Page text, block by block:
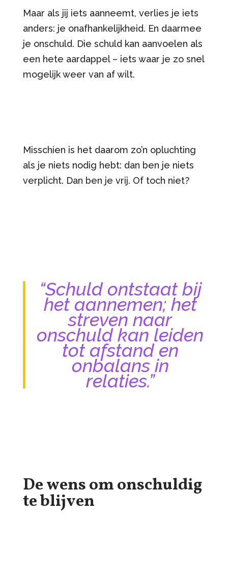
Maar als jij iets aanneemt, verlies je iets
anders: je onafhankelijkheid. En daarmee
je onschuld. Die schuld kan aanvoelen als
een hete aardappel – iets waar je zo snel
mogelijk weer van af wilt.
Misschien is het daarom zo’n opluchting
als je niets nodig hebt: dan ben je niets
verplicht. Dan ben je vrij. Of toch niet?
“Schuld ontstaat bij
het aannemen; het
streven naar
onschuld kan leiden
tot afstand en
onbalans in
relaties.”
De wens om onschuldig
te blijven